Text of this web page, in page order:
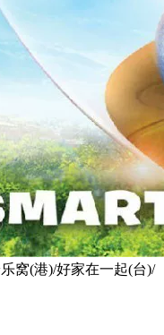
(港)/好家在一起(台)/